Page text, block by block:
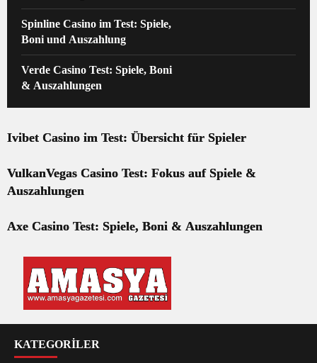
Spinline Casino im Test: Spiele,
Boni und Auszahlung
Verde Casino Test: Spiele, Boni
& Auszahlungen
Ivibet Casino im Test: Übersicht für Spieler
VulkanVegas Casino Test: Fokus auf Spiele &
Auszahlungen
Axe Casino Test: Spiele, Boni & Auszahlungen
KATEGORİLER